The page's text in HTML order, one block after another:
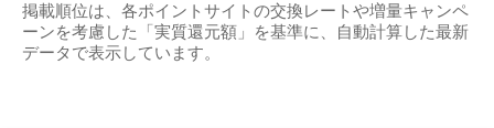
掲載順位は、各ポイントサイトの交換レートや増量キャンペ
ーンを考慮した「実質還元額」を基準に、自動計算した最新
データで表示しています。